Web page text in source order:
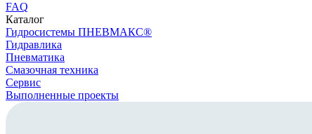
FAQ
Каталог
Гидросистемы ПНЕВМАКС®
Гидравлика
Пневматика
Смазочная техника
Сервис
Выполненные проекты